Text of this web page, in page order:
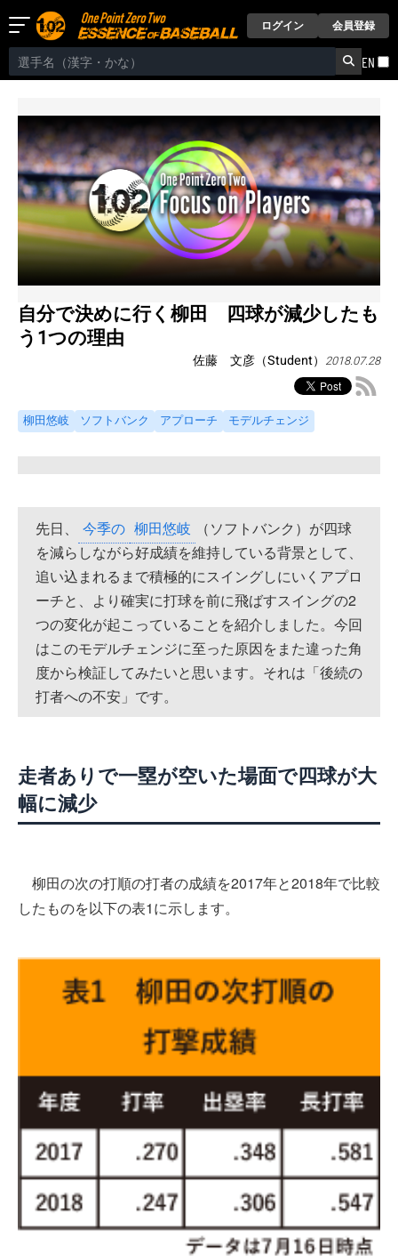
ログイン 会員登録
EN
自分で決めに行く柳田 四球が減少したも
う1つの理由
佐藤 文彦（Student） 2018.07.28
柳田悠岐 ソフトバンク アプローチ モデルチェンジ
先日、 今季の 柳田悠岐
（ソフトバンク）が四球
を減らしながら好成績を維持している背景として、
追い込まれるまで積極的にスイングしにいくアプロ
ーチと、より確実に打球を前に飛ばすスイングの2
つの変化が起こっていることを紹介しました。今回
はこのモデルチェンジに至った原因をまた違った角
度から検証してみたいと思います。それは「後続の
打者への不安」です。
走者ありで一塁が空いた場面で四球が大
幅に減少
柳田の次の打順の打者の成績を2017年と2018年で比較
したものを以下の表1に示します。